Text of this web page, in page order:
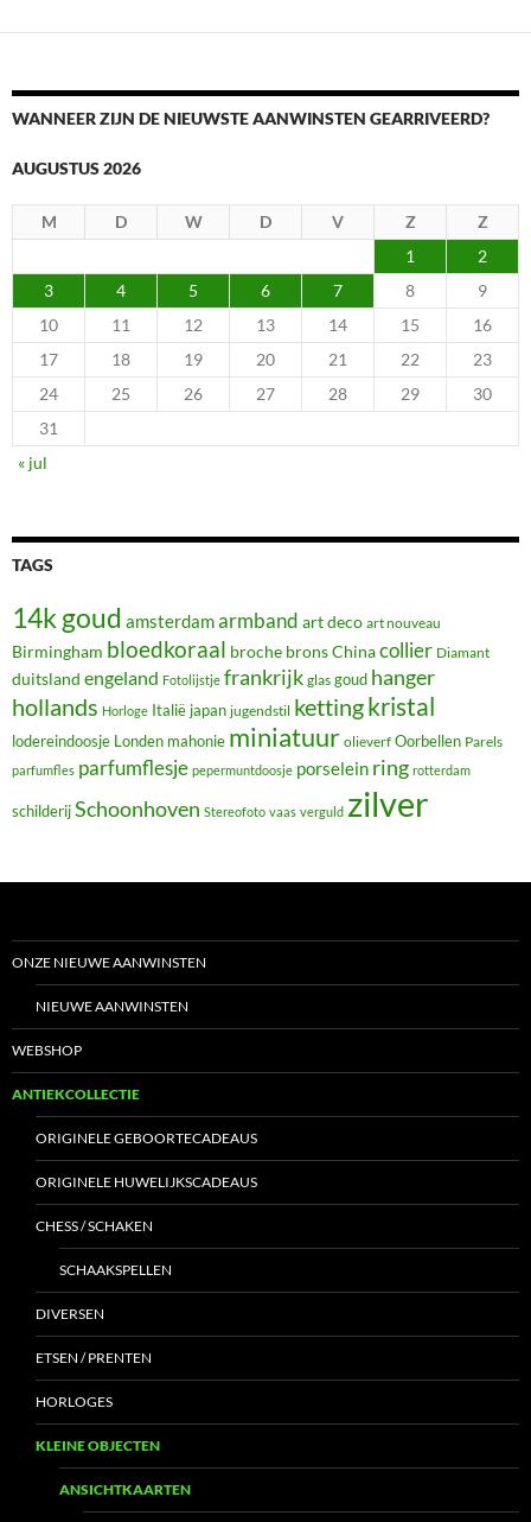
WANNEER ZIJN DE NIEUWSTE AANWINSTEN GEARRIVEERD?
AUGUSTUS 2026
M D W D V Z
Z
1
2
3
4 5 6 7 8
9
10
11 12 13 14 15
16
17
18 19 20 21 22
23
24
25 26 27 28 29
30
31
« jul
TAGS
14k goud amsterdamarmband art deco art nouveau
Birmingham bloedkoraal broche bronsChinacollier Diamant
duitsland engeland Fotolijstje frankrijk glas goud hanger
hollands Horloge Italië japan jugendstil kettingkristal
lodereindoosje Londen mahonie miniatuur olieverf Oorbellen Parels
parfumfles parfumflesje pepermuntdoosje porselein ring rotterdam
schilderijSchoonhoven Stereofoto vaas verguld zilver
ONZE NIEUWE AANWINSTEN
NIEUWE AANWINSTEN
WEBSHOP
ANTIEKCOLLECTIE
ORIGINELE GEBOORTECADEAUS
ORIGINELE HUWELIJKSCADEAUS
CHESS / SCHAKEN
SCHAAKSPELLEN
DIVERSEN
ETSEN / PRENTEN
HORLOGES
KLEINE OBJECTEN
ANSICHTKAARTEN